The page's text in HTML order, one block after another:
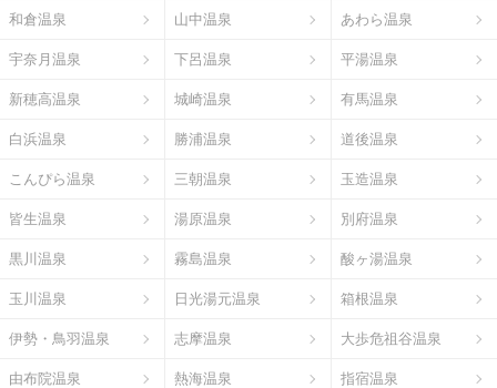
和倉温泉 山中温泉 あわら温泉
宇奈月温泉 下呂温泉 平湯温泉
新穂高温泉 城崎温泉 有馬温泉
白浜温泉 勝浦温泉 道後温泉
こんぴら温泉 三朝温泉 玉造温泉
皆生温泉 湯原温泉 別府温泉
黒川温泉 霧島温泉 酸ヶ湯温泉
玉川温泉 日光湯元温泉 箱根温泉
伊勢・鳥羽温泉 志摩温泉 大歩危祖谷温泉
由布院温泉 熱海温泉 指宿温泉